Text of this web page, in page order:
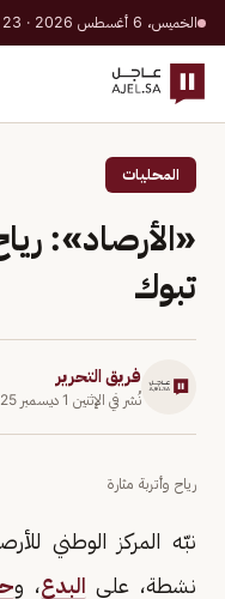
الخميس، 6 أغسطس 2026 · 23 صفر 1448 هـ
المحليات
«الأرصاد»:
تبوك
فريق التحرير
نُشر في الإثنين 1 ديسمبر 2025
رياح وأتربة مثارة
نبّه المركز الوطني
نشطة، على البدع، و